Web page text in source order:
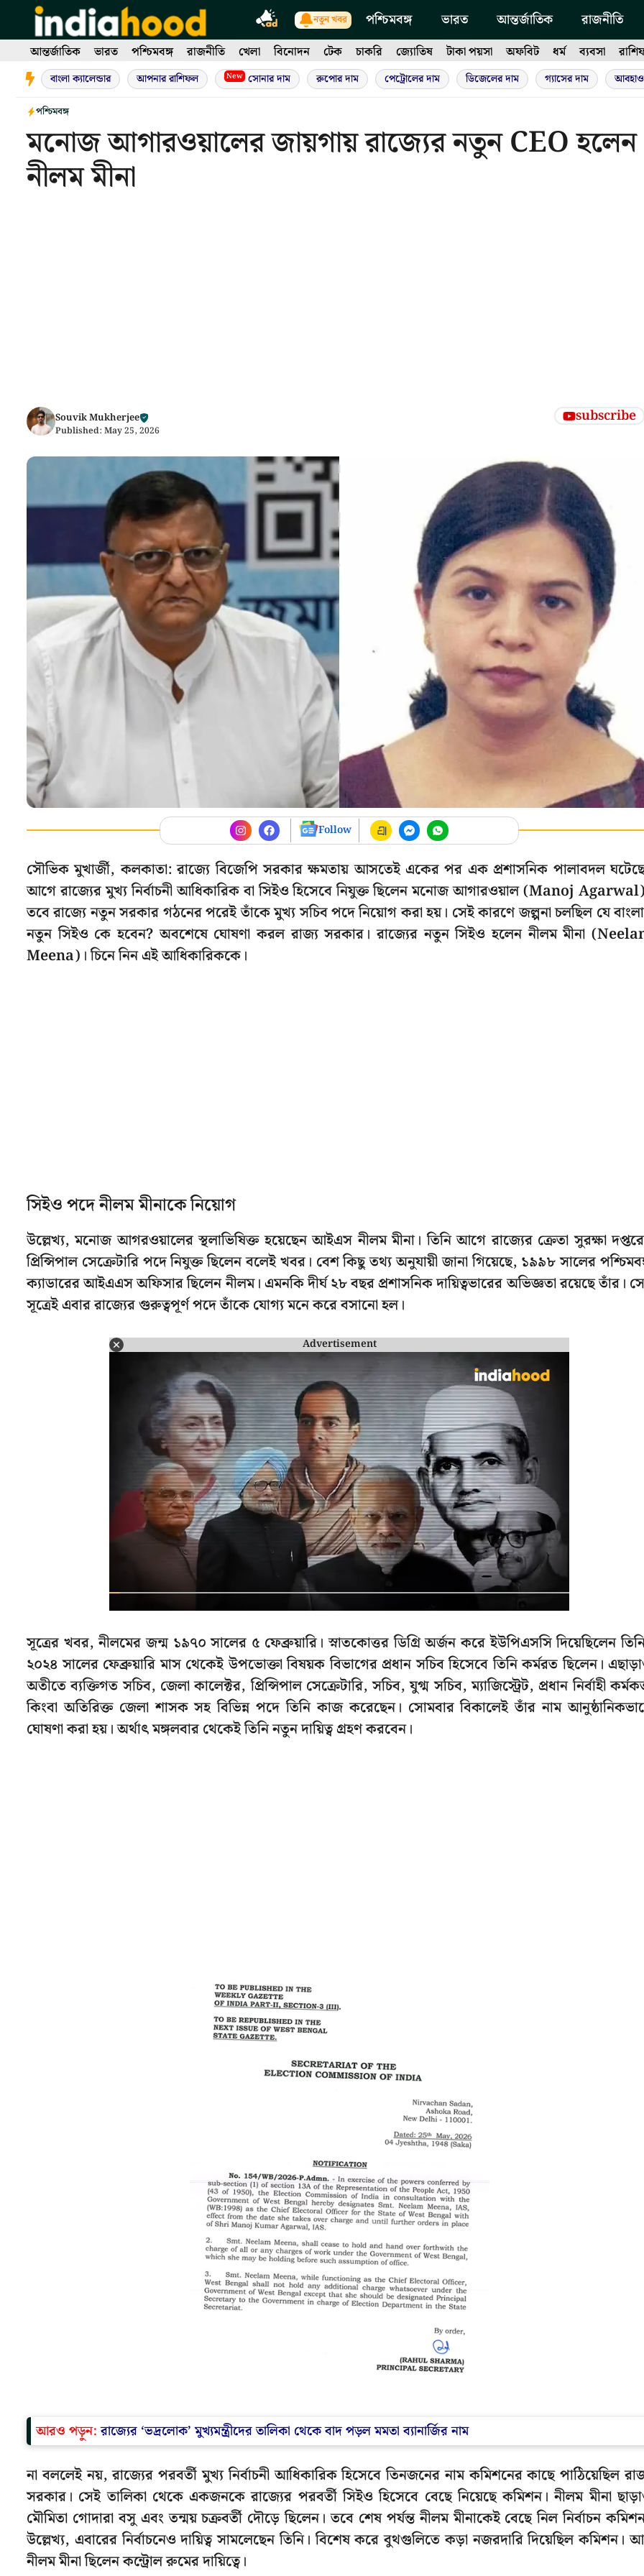
content
নতুন খবর পশ্চিমবঙ্গ ভারত আন্তর্জাতিক রাজনীতি
আন্তর্জাতিক ভারত পশ্চিমবঙ্গ রাজনীতি খেলা বিনোদন টেক চাকরি জ্যোতিষ টাকা পয়সা অফবিট ধর্ম ব্যবসা
বাংলা ক্যালেন্ডার আপনার রাশিফল New সোনার দাম রুপোর দাম পেট্রোলের দাম ডিজেলের দাম গ্যাসের দাম
পশ্চিমবঙ্গ
মনোজ আগারওয়ালের জায়গায় রাজ্যের নতুন CEO হলেন
নীলম মীনা
Souvik Mukherjee
Published: May 25, 2026
subscribe
Follow
সৌভিক মুখার্জী, কলকাতা: রাজ্যে বিজেপি সরকার ক্ষমতায় আসতেই একের পর এক প্রশাসনিক পালাবদল
আগে রাজ্যের মুখ্য নির্বাচনী আধিকারিক বা সিইও হিসেবে নিযুক্ত ছিলেন মনোজ আগারওয়াল (Manoj
তবে রাজ্যে নতুন সরকার গঠনের পরেই তাঁকে মুখ্য সচিব পদে নিয়োগ করা হয়। সেই কারণে জল্পনা চলছিল যে
নতুন সিইও কে হবেন? অবশেষে ঘোষণা করল রাজ্য সরকার। রাজ্যের নতুন সিইও হলেন নীলম মীনা
Meena)। চিনে নিন এই আধিকারিককে।
সিইও পদে নীলম মীনাকে নিয়োগ
উল্লেখ্য, মনোজ আগরওয়ালের স্থলাভিষিক্ত হয়েছেন আইএস নীলম মীনা। তিনি আগে রাজ্যের ক্রেতা সুরক্ষা
প্রিন্সিপাল সেক্রেটারি পদে নিযুক্ত ছিলেন বলেই খবর। বেশ কিছু তথ্য অনুযায়ী জানা গিয়েছে, ১৯৯৮ সালের
ক্যাডারের আইএএস অফিসার ছিলেন নীলম। এমনকি দীর্ঘ ২৮ বছর প্রশাসনিক দায়িত্বভারের অভিজ্ঞতা রয়েছে তাঁর।
সূত্রেই এবার রাজ্যের গুরুত্বপূর্ণ পদে তাঁকে যোগ্য মনে করে বসানো হল।
Advertisement
সূত্রের খবর, নীলমের জন্ম ১৯৭০ সালের ৫ ফেব্রুয়ারি। স্নাতকোত্তর ডিগ্রি অর্জন করে ইউপিএসসি দিয়েছিলেন
২০২৪ সালের ফেব্রুয়ারি মাস থেকেই উপভোক্তা বিষয়ক বিভাগের প্রধান সচিব হিসেবে তিনি কর্মরত ছিলেন।
অতীতে ব্যক্তিগত সচিব, জেলা কালেক্টর, প্রিন্সিপাল সেক্রেটারি, সচিব, যুগ্ম সচিব, ম্যাজিস্ট্রেট, প্রধান নির্বাহী
কিংবা অতিরিক্ত জেলা শাসক সহ বিভিন্ন পদে তিনি কাজ করেছেন। সোমবার বিকালেই তাঁর নাম
ঘোষণা করা হয়। অর্থাৎ মঙ্গলবার থেকেই তিনি নতুন দায়িত্ব গ্রহণ করবেন।
আরও পড়ুন:রাজ্যের ‘ভদ্রলোক’ মুখ্যমন্ত্রীদের তালিকা থেকে বাদ পড়ল মমতা ব্যানার্জির নাম
না বললেই নয়, রাজ্যের পরবর্তী মুখ্য নির্বাচনী আধিকারিক হিসেবে তিনজনের নাম কমিশনের কাছে পাঠিয়েছিল
সরকার। সেই তালিকা থেকে একজনকে রাজ্যের পরবর্তী সিইও হিসেবে বেছে নিয়েছে কমিশন। নীলম মীনা
মৌমিতা গোদারা বসু এবং তন্ময় চক্রবর্তী দৌড়ে ছিলেন। তবে শেষ পর্যন্ত নীলম মীনাকেই বেছে নিল নির্বাচন
উল্লেখ্য, এবারের নির্বাচনেও দায়িত্ব সামলেছেন তিনি। বিশেষ করে বুথগুলিতে কড়া নজরদারি দিয়েছিল কমিশন।
নীলম মীনা ছিলেন কন্ট্রোল রুমের দায়িত্বে।